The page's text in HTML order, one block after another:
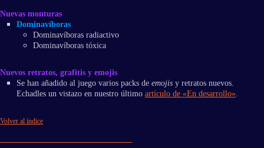
Nuevas monturas
Dominavíboras
Dominavíboras radiactivo
Dominavíboras tóxica
Nuevos retratos, grafitis y emojis
Se han añadido al juego varios packs de emojis y retratos nuevos.
Echadles un vistazo en nuestro último artículo de «En desarrollo».
Volver al índice